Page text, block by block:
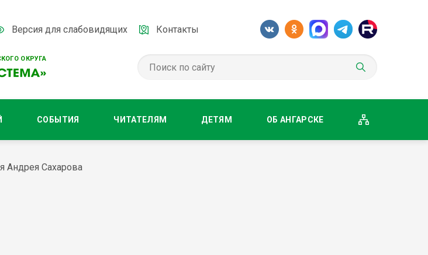
ОКРУГА
Версия для слабовидящих Контакты
СОБЫТИЯ ЧИТАТЕЛЯМ ДЕТЯМ ОБ АНГАРСКЕ
Андрея Сахарова